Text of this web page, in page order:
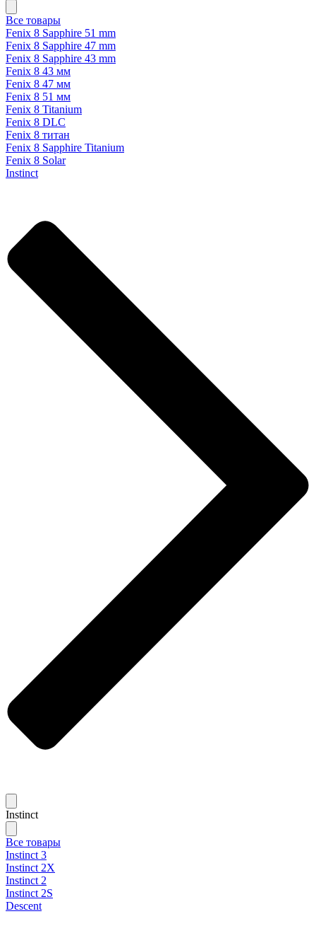
Все товары
Fenix 8 Sapphire 51 mm
Fenix 8 Sapphire 47 mm
Fenix 8 Sapphire 43 mm
Fenix 8 43 мм
Fenix 8 47 мм
Fenix 8 51 мм
Fenix 8 Titanium
Fenix 8 DLC
Fenix 8 титан
Fenix 8 Sapphire Titanium
Fenix 8 Solar
Instinct
Instinct
Все товары
Instinct 3
Instinct 2X
Instinct 2
Instinct 2S
Descent